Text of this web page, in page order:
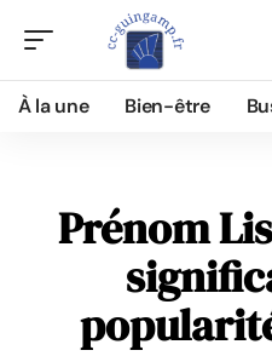
À la une Bien-être
Prénom